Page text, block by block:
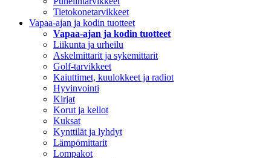
Tietokonetarvikkeet
Vapaa-ajan ja kodin tuotteet
Vapaa-ajan ja kodin tuotteet
Liikunta ja urheilu
Askelmittarit ja sykemittarit
Golf-tarvikkeet
Kaiuttimet, kuulokkeet ja radiot
Hyvinvointi
Kirjat
Korut ja kellot
Kuksat
Kynttilät ja lyhdyt
Lämpömittarit
Lompakot